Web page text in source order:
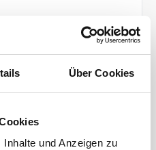
Über Cookies
und Anzeigen zu